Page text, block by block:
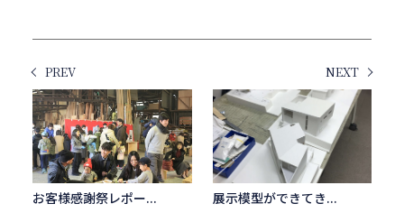
PREV
お客様感謝祭レポー...
NEXT
展示模型ができてき...